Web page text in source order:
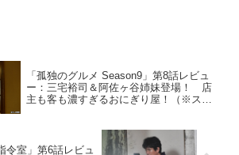
「孤独のグルメ Season9」第8話レビュ
ー：三宅裕司＆阿佐ヶ谷姉妹登場！ 店
主も客も濃すぎるおにぎり屋！（※スト
令室」第6話レビュ